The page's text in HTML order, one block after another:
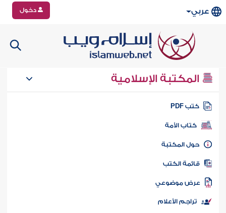
عربي دخول
المكتبة الإسلامية
كتب PDF
كتاب الأمة
المكتبة
الكتب
موضوعي